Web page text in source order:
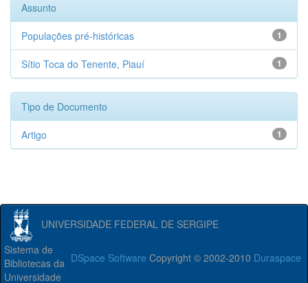
Assunto
1
Populações pré-históricas
1
Sítio Toca do Tenente, Piauí
Tipo de Documento
1
Artigo
UNIVERSIDADE FEDERAL DE SERGIPE
DSpace Software Copyright © 2002-2010 Duraspace
Sistema de
Bibliotecas da
Universidade